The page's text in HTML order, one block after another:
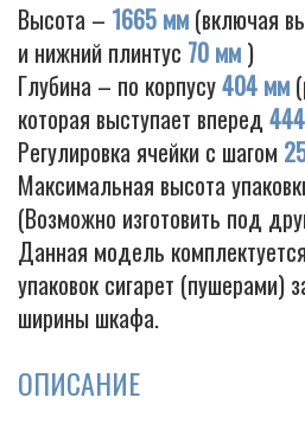
Высота – 1665 мм (включая
и нижний плинтус 70 мм )
Глубина – по корпусу404 мм
которая выступает вперед
Регулировка ячейки с шагом
Максимальная высота
(Возможно изготовить под
Данная модель
упаковок сигарет (пушерами)
ширины шкафа.
ОПИСАНИЕ